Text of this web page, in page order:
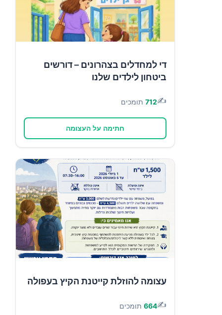
די למחדלים בצהרונים – דורשים
ביטחון לילדים שלנו
✍️
712 תומכים
חתימה על העצומה
עצומה להוזלת קייטנת הקיץ בעפולה
✍️
664 תומכים